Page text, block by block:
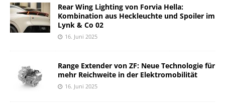
Rear Wing Lighting von Forvia Hella:
Kombination aus Heckleuchte und Spoiler im
Lynk & Co 02
16. Juni 2025
Range Extender von ZF: Neue Technologie für
mehr Reichweite in der Elektromobilität
16. Juni 2025